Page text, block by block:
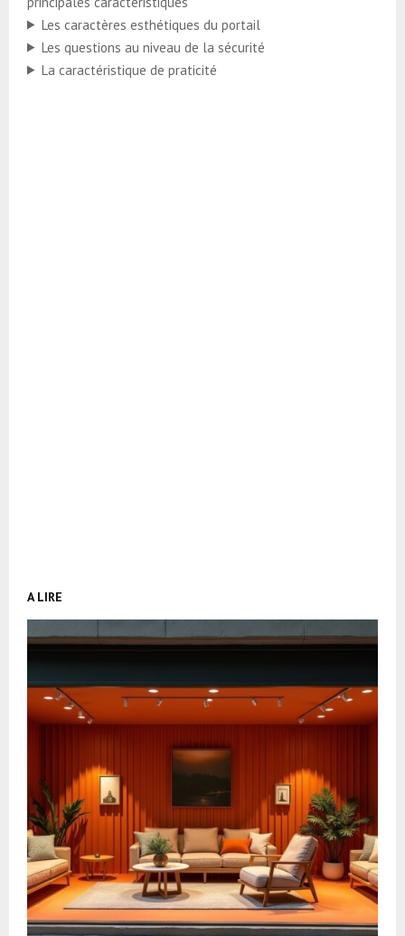
Les caractères esthétiques du portail
Les questions au niveau de la sécurité
La caractéristique de praticité
A LIRE